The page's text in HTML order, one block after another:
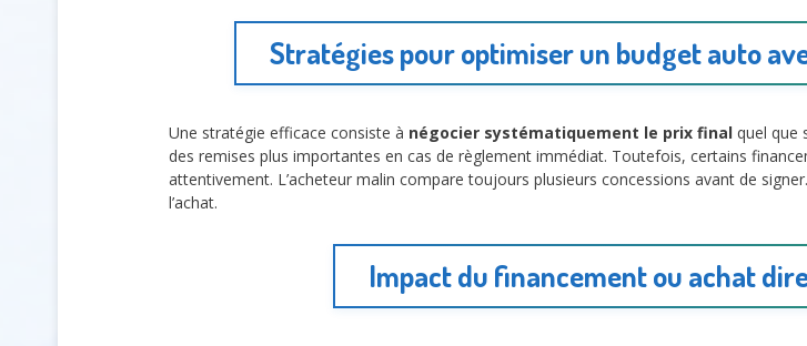
Stratégies pour optimiser un budget auto
Une stratégie efficace consiste à négocier systématiquement le prix final quel que
des remises plus importantes en cas de règlement immédiat. Toutefois, certains
attentivement. L’acheteur malin compare toujours plusieurs concessions avant de
l’achat.
Impact du financement ou achat